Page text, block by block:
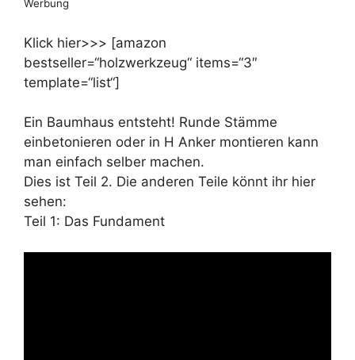
Werbung
Klick hier>>> [amazon
bestseller=“holzwerkzeug“ items=“3″
template=“list“]
Ein Baumhaus entsteht! Runde Stämme
einbetonieren oder in H Anker montieren kann
man einfach selber machen.
Dies ist Teil 2. Die anderen Teile könnt ihr hier
sehen:
Teil 1: Das Fundament